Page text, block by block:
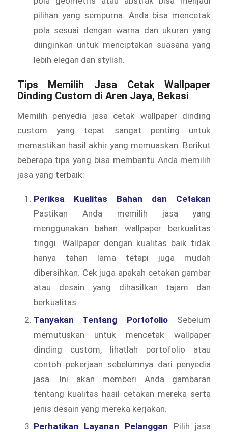
pilihan yang sempurna. Anda bisa mencetak
pola sesuai dengan warna dan ukuran yang
diinginkan untuk menciptakan suasana yang
lebih elegan dan stylish.
Tips Memilih Jasa Cetak Wallpaper
Dinding Custom di Aren Jaya, Bekasi
Memilih penyedia jasa cetak wallpaper dinding
custom yang tepat sangat penting untuk
memastikan hasil akhir yang memuaskan. Berikut
beberapa tips yang bisa membantu Anda memilih
jasa yang terbaik:
Periksa Kualitas Bahan dan Cetakan
Pastikan Anda memilih jasa yang
menggunakan bahan wallpaper berkualitas
tinggi. Wallpaper dengan kualitas baik tidak
hanya tahan lama tetapi juga mudah
dibersihkan. Cek juga apakah cetakan gambar
atau desain yang dihasilkan tajam dan
berkualitas.
Tanyakan Tentang PortofolioSebelum
memutuskan untuk mencetak wallpaper
dinding custom, lihatlah portofolio atau
contoh pekerjaan sebelumnya dari penyedia
jasa. Ini akan memberi Anda gambaran
tentang kualitas hasil cetakan mereka serta
jenis desain yang mereka kerjakan.
Perhatikan Layanan Pelanggan Pilih jasa